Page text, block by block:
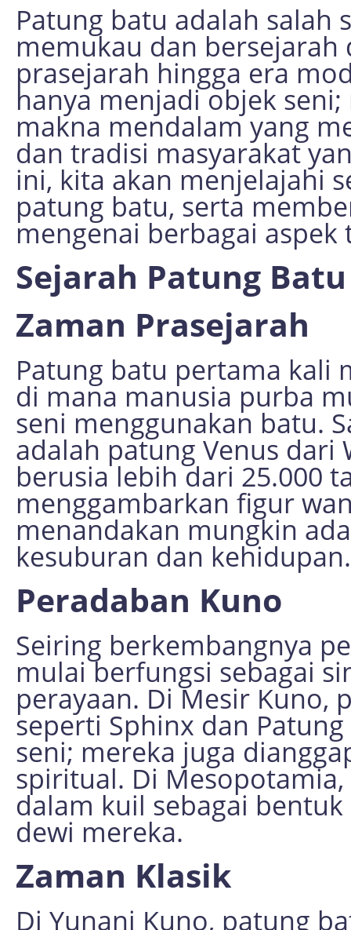
Patung batu adalah salah
memukau dan
prasejarah hingga era
hanya menjadi objek
makna mendalam yang
dan tradisi masyarakat
ini, kita akan menjelajahi
patung batu, serta
mengenai berbagai aspek
Sejarah Patung Batu
Zaman Prasejarah
Patung batu pertama kali
di mana manusia purba
seni menggunakan batu.
adalah patung Venus
berusia lebih dari 25.000
menggambarkan figur
menandakan mungkin
kesuburan dan kehidupan.
Peradaban Kuno
Seiring berkembangnya
mulai berfungsi sebagai
perayaan. Di Mesir Kuno,
seperti Sphinx dan
seni; mereka juga
spiritual. Di
dalam kuil sebagai
dewi mereka.
Zaman Klasik
Di Yunani Kuno, patung